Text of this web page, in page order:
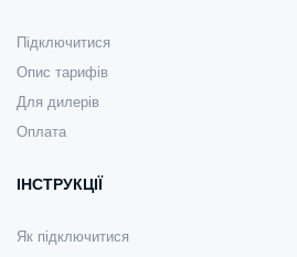
Підключитися
Опис тарифів
Для дилерів
Оплата
ІНСТРУКЦІЇ
Як підключитися